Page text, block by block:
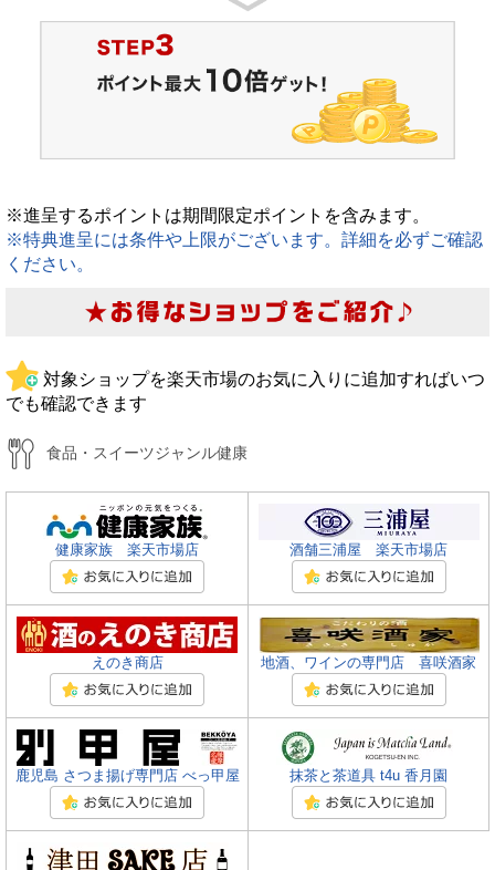
※進呈するポイントは期間限定ポイントを含みます。
※特典進呈には条件や上限がございます。詳細を必ずご確認
ください。
対象ショップを楽天市場のお気に入りに追加すればいつ
でも確認できます
食品・スイーツジャンル健康
健康家族 楽天市場店 酒舗三浦屋 楽天市場店
えのき商店 地酒、ワインの専門店 喜咲酒家
鹿児島 さつま揚げ専門店 べっ甲屋 抹茶と茶道具 t4u 香月園